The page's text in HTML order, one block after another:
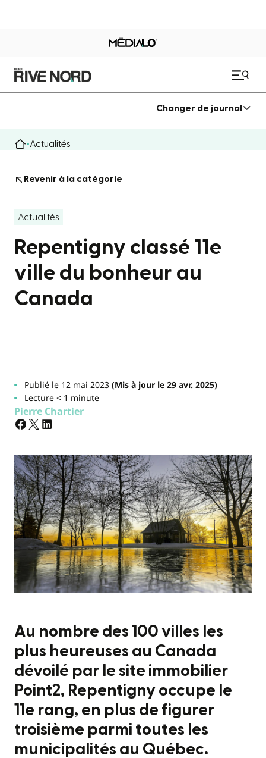
Changer de journal
Actualités
Revenir à la catégorie
Actualités
Repentigny classé 11e
ville du bonheur au
Canada
Publié le 12 mai 2023(Mis à jour le 29 avr. 2025)
Lecture < 1 minute
Pierre Chartier
Au nombre des 100 villes les
plus heureuses au Canada
dévoilé par le site immobilier
Point2, Repentigny occupe le
11e rang, en plus de figurer
troisième parmi toutes les
municipalités au Québec.